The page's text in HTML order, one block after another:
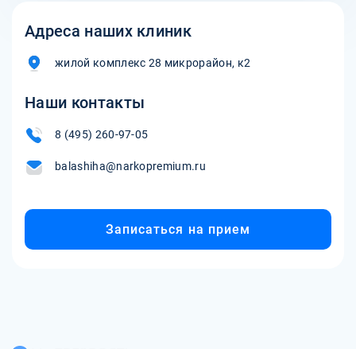
Адреса наших клиник
жилой комплекс 28 микрорайон, к2
Наши контакты
8 (495) 260-97-05
balashiha@narkopremium.ru
Записаться на прием